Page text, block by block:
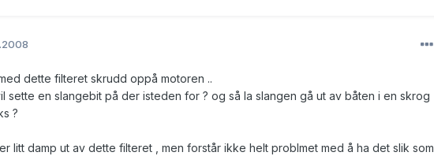
dette filteret skrudd oppå motoren ..
sette en slangebit på der isteden for ? og så la slangen gå ut av båten i en skrog
?
litt damp ut av dette filteret , men forstår ikke helt problmet med å ha det slik som